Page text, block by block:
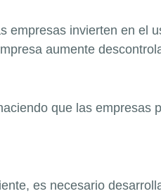
invierten en el
aumente
que las empresas
es necesario